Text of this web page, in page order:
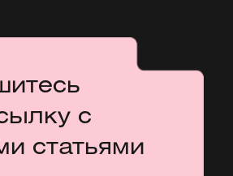
с
статьями